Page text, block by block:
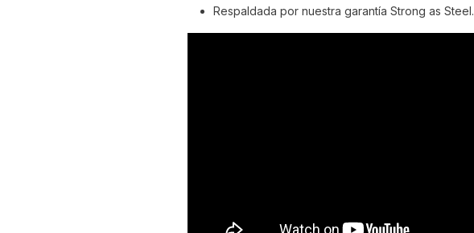
Respaldada por nuestra garantía Strong as Steel.